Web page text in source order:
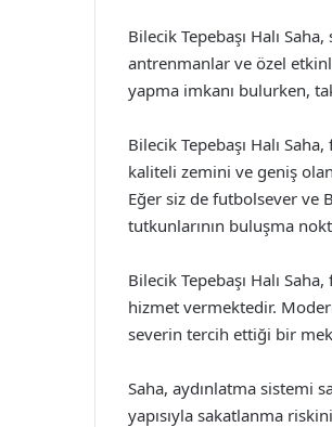
Bilecik Tepebaşı Halı
antrenmanlar ve özel
yapma imkanı bulurken,
Bilecik Tepebaşı Halı
kaliteli zemini ve geniş
Eğer siz de futbolsever ve
tutkunlarının buluşma
Bilecik Tepebaşı Halı
hizmet vermektedir.
severin tercih ettiği bir
Saha, aydınlatma sistemi
yapısıyla sakatlanma